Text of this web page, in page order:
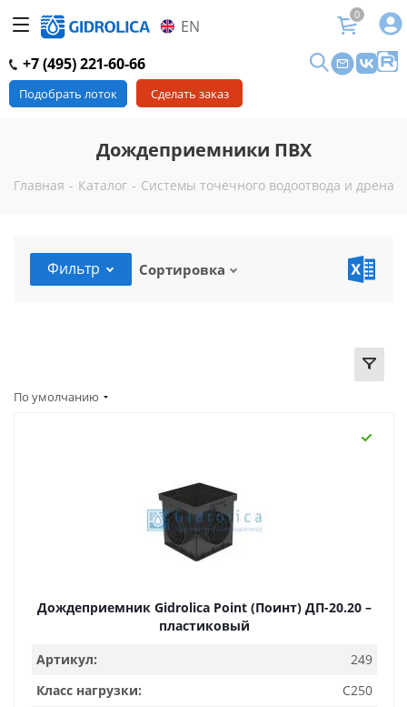
EN
0
+7 (495) 221-60-66
Подобрать лоток Сделать заказ
Дождеприемники ПВХ
Главная - Каталог - Системы точечного водоотвода и
Фильтр Сортировка
По умолчанию
Дождеприемник Gidrolica Point (Поинт) ДП-20.20 –
пластиковый
Артикул:
249
Класс нагрузки:
C250